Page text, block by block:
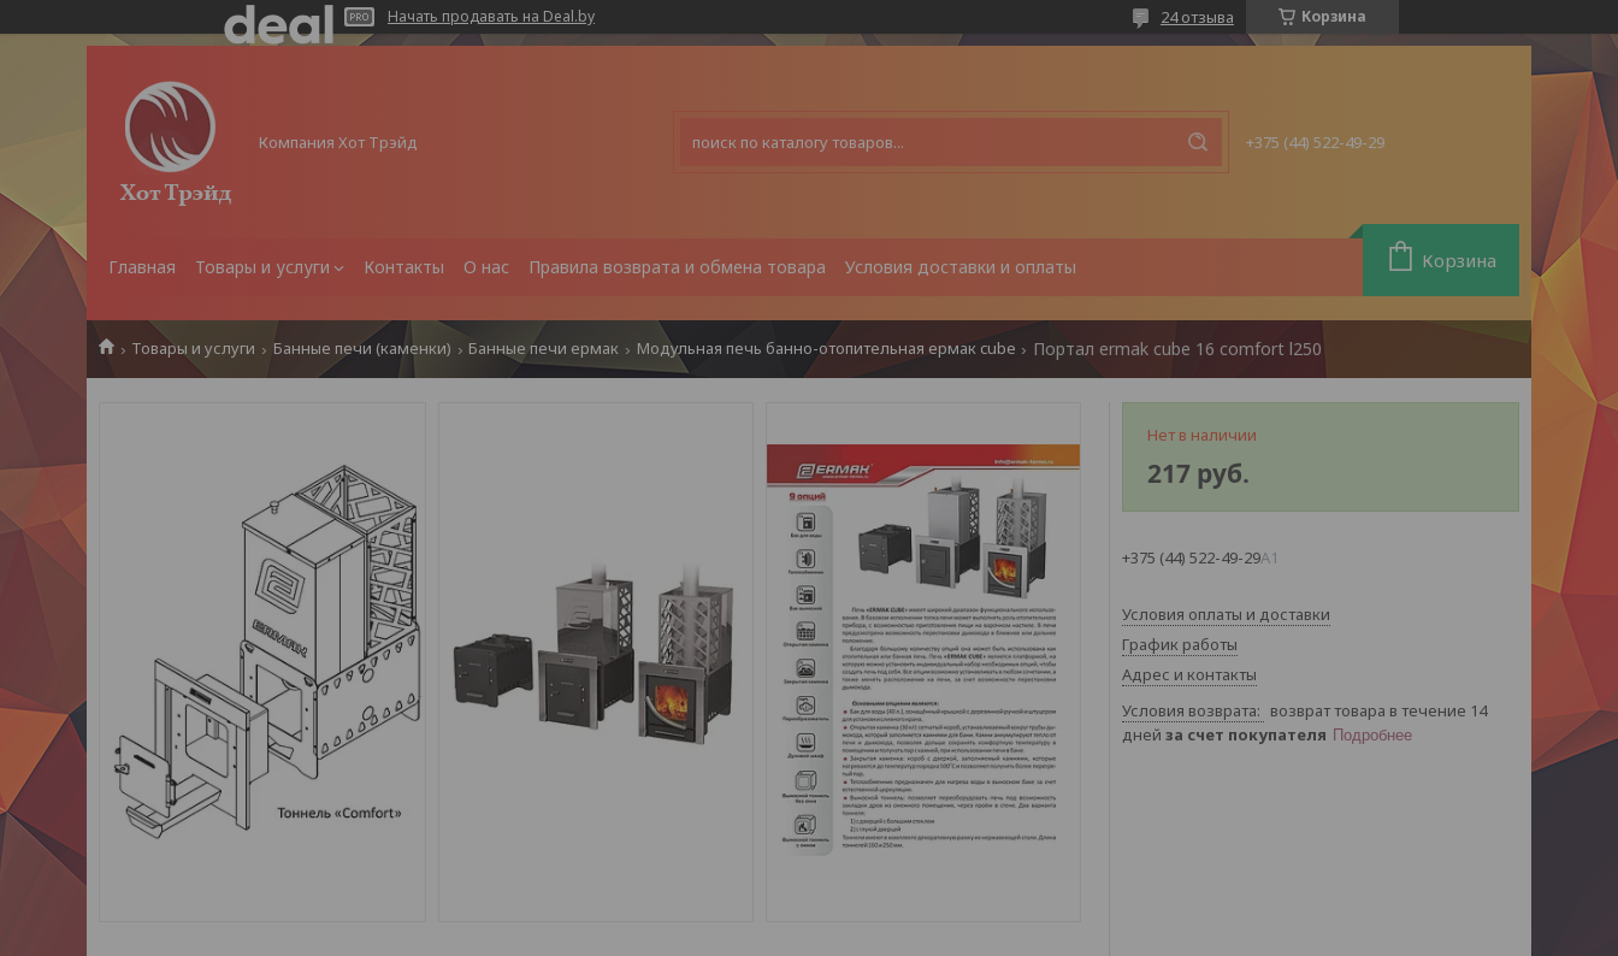
Начать продавать на Deal.by Корзина
24 отзыва
Компания Хот Трэйд +375 (44) 522-49-29
Главная Товары и услуги Контакты О нас Правила возврата и обмена товара Условия доставки и оплаты Корзина
Товары и услуги Банные печи (каменки) Банные печи ермак Модульная печь банно-отопительная ермак cube Портал ermak cube 16 comfort l250
Нет в наличии
217 руб.
+375 (44) 522-49-29А1
Условия оплаты и доставки
График работы
Адрес и контакты
возврат товара в течение 14
дней за счет покупателя Подробнее